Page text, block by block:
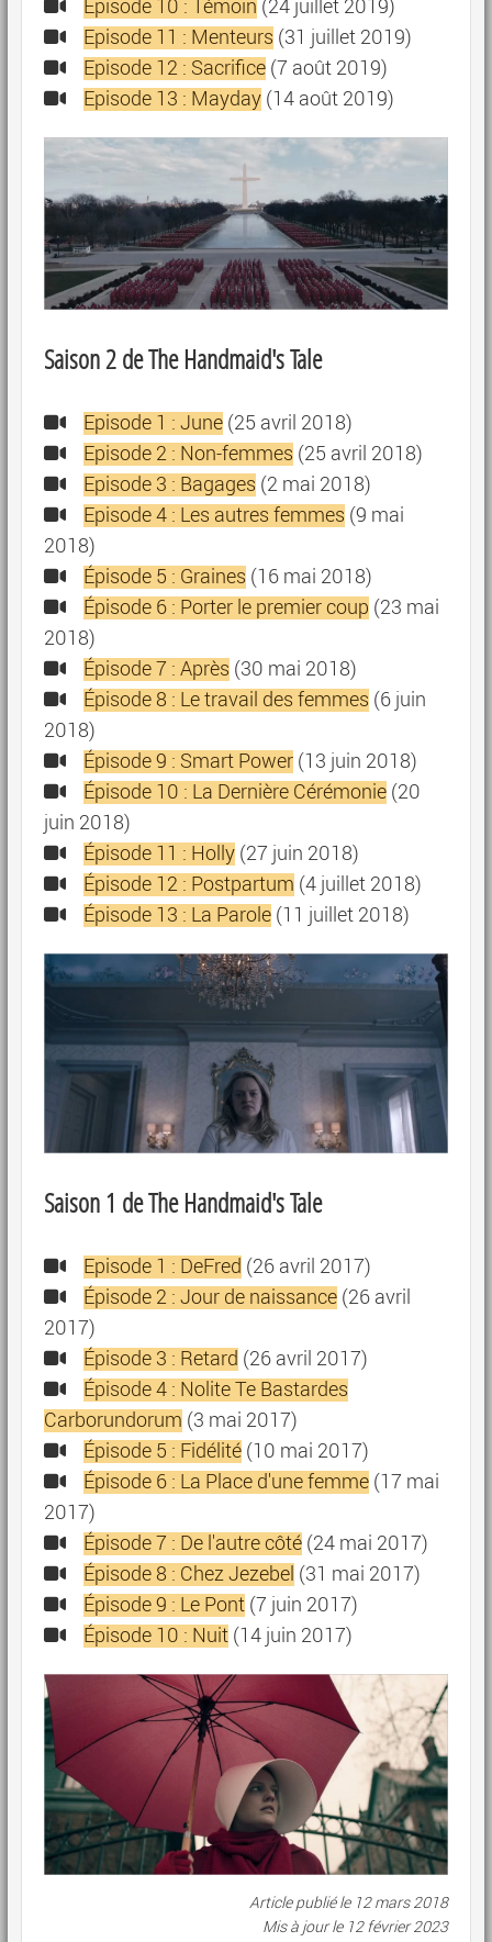
Episode 10 : Témoin (24 juillet 2019)
Episode 11 : Menteurs (31 juillet 2019)
Episode 12 : Sacrifice(7 août 2019)
Episode 13 : Mayday(14 août 2019)
Saison 2 de The Handmaid's Tale
Episode 1 : June(25 avril 2018)
Episode 2 : Non-femmes (25 avril 2018)
Episode 3 : Bagages (2 mai 2018)
Episode 4 : Les autres femmes (9 mai
2018)
Épisode 5 : Graines (16 mai 2018)
Épisode 6 : Porter le premier coup (23 mai
2018)
Épisode 7 : Après (30 mai 2018)
Épisode 8 : Le travail des femmes (6 juin
2018)
Épisode 9 : Smart Power(13 juin 2018)
Épisode 10 : La Dernière Cérémonie(20
juin 2018)
Épisode 11 : Holly(27 juin 2018)
Épisode 12 : Postpartum (4 juillet 2018)
Épisode 13 : La Parole(11 juillet 2018)
Saison 1 de The Handmaid's Tale
Episode 1 : DeFred (26 avril 2017)
Épisode 2 : Jour de naissance(26 avril
2017)
Épisode 3 : Retard (26 avril 2017)
Épisode 4 : Nolite Te Bastardes
Carborundorum (3 mai 2017)
Épisode 5 : Fidélité(10 mai 2017)
Épisode 6 : La Place d'une femme(17 mai
2017)
Épisode 7 : De l'autre côté(24 mai 2017)
Épisode 8 : Chez Jezebel (31 mai 2017)
Épisode 9 : Le Pont(7 juin 2017)
Épisode 10 : Nuit(14 juin 2017)
Article publié le 12 mars 2018
Mis à jour le 12 février 2023